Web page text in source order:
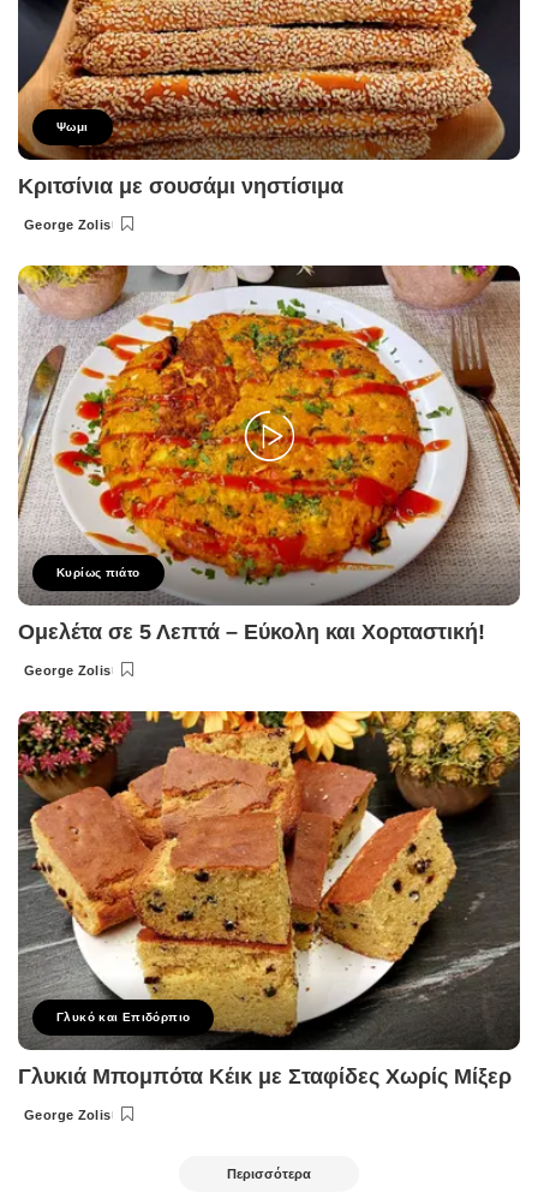
Ψωμι
Κριτσίνια με σουσάμι νηστίσιμα
Posted
George Zolis
Κυρίως πιάτο
Ομελέτα σε 5 Λεπτά – Εύκολη και Χορταστική!
Posted
George Zolis
Γλυκό και Επιδόρπιο
Γλυκιά Μπομπότα Κέικ με Σταφίδες Χωρίς Μίξερ
Posted
George Zolis
Περισσότερα